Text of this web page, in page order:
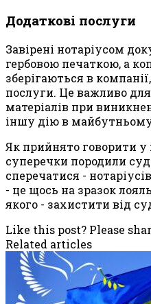
Додаткові послуги
Завірені нотаріусом
гербовою печаткою, а
зберігаються в
послуги. Це важливо
матеріалів при
іншу дію в
Як прийнято говорити у
суперечки породили
сперечатися -
- це щось на зразок
якого - захистити від
Like this post? Please
Related articles